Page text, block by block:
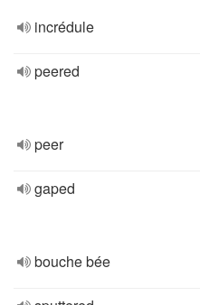
incrédule
peered
peer
gaped
bouche bée